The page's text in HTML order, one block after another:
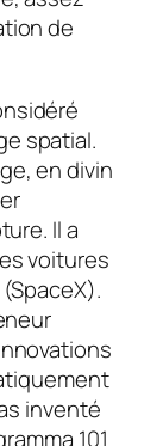
de
spatial.
en divin
Il a
voitures
inventé
101